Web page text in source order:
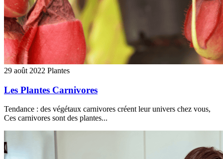
29 août 2022 Plantes
Les Plantes Carnivores
Tendance : des végétaux carnivores créent leur univers chez vous,
Ces carnivores sont des plantes...